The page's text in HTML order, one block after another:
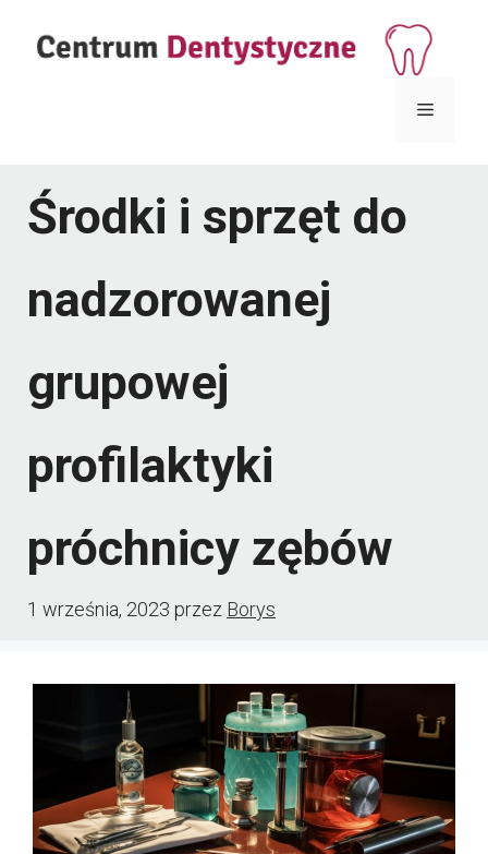
Menu
Środki i sprzęt do
nadzorowanej
grupowej
profilaktyki
próchnicy zębów
1 września, 2023 przez Borys